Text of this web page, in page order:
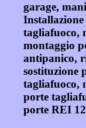
garage,
tagliafuoco,
montaggio
antipanico,
sostituzione
tagliafuoco,
porte
porte REI